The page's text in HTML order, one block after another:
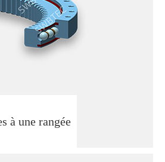
à une rangée